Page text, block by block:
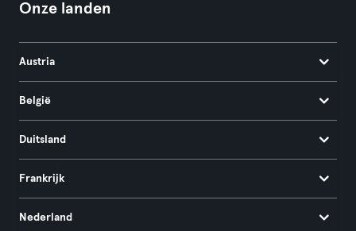
Onze landen
Austria
België
Duitsland
Frankrijk
Nederland